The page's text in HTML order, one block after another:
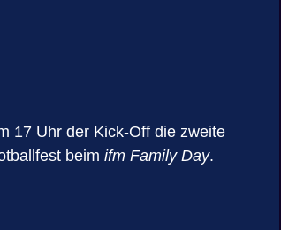
17 Uhr der Kick-Off die zweite
beim ifm Family Day.